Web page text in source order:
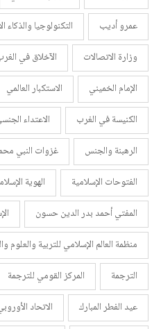
عمرو أديب
التكنولوجيا والذكاء
وزارة الاتصالات
الآخلاق في
الإمام الخميني
الاستكبار العالمي
الكنيسة في الغرب
الاعتداء
الرهبنة والجنس
غزوات النبي
الفتوحات الإسلامية
الهوية
المفتي أحمد بدر الدين حسون
منظمة العالم الإسلامي للتربية والعلوم
الترجمة
المركز القومي للترجمة
عيد الفطر المبارك
الاتحاد